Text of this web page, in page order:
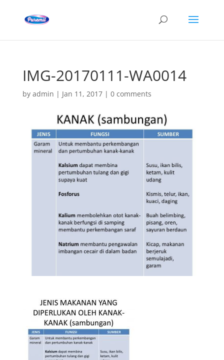
IMG-20170111-WA0014
by admin | Jan 11, 2017| 0 comments